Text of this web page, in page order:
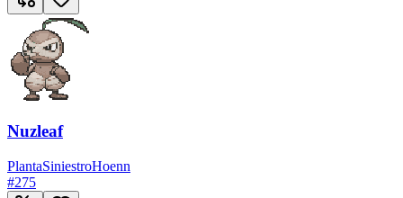
Nuzleaf
PlantaSiniestroHoenn
#275